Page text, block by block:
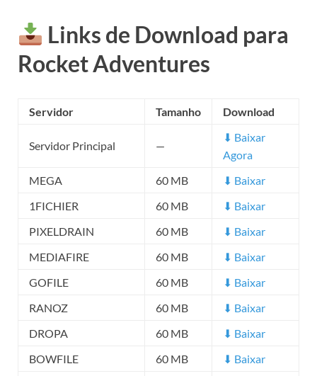
Links de Download para
Rocket Adventures
Servidor Tamanho Download
Servidor Principal —
⬇ Baixar
Agora
MEGA
60 MB
⬇ Baixar
1FICHIER
60 MB
⬇ Baixar
PIXELDRAIN
60 MB
⬇ Baixar
MEDIAFIRE
60 MB
⬇ Baixar
GOFILE
60 MB
⬇ Baixar
RANOZ
60 MB
⬇ Baixar
DROPA
60 MB
⬇ Baixar
BOWFILE
60 MB
⬇ Baixar